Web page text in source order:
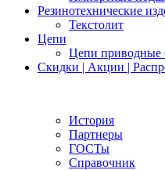
Резинотехнические
Текстолит
Цепи
Цепи приводные
Скидки | Акции |
История
Партнеры
ГОСТы
Справочник